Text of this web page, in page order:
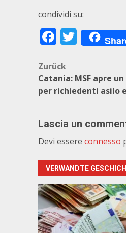
condividi su:
Zurück
Catania: MSF apre
per richiedenti asilo
Lascia un
Devi essere connesso
VERWANDTE